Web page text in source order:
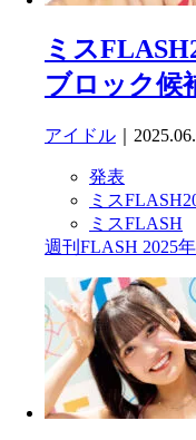
ミス
ブロック候
アイドル ｜
発表
ミス
ミスFLASH
週刊FLASH 2025